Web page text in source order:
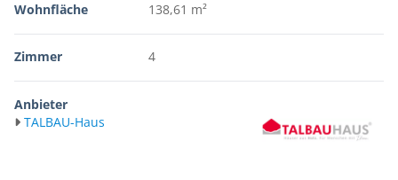
Wohnfläche 138,61 m²
Zimmer 4
Anbieter
TALBAU-Haus